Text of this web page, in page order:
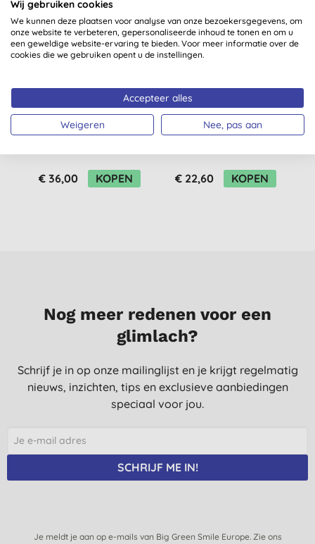
Dr Organic Evoke
Awaken Radiance
Dagcrème
€ 36,00
KOPEN
Dr Organic Evoke
Tranquility Restore
Oog Complex Serum
€ 22,60
KOPEN
Nog meer redenen voor een
glimlach?
Schrijf je in op onze mailinglijst en je krijgt regelmatig
nieuws, inzichten, tips en exclusieve aanbiedingen
speciaal voor jou.
SCHRIJF ME IN!
Je meldt je aan op e-mails van Big Green Smile Europe. Zie ons
Wij gebruiken cookies
We kunnen deze plaatsen voor analyse van onze bezoekersgegevens, om
onze website te verbeteren, gepersonaliseerde inhoud te tonen en om u
een geweldige website-ervaring te bieden. Voor meer informatie over de
cookies die we gebruiken opent u de instellingen.
Accepteer alles
Weigeren Nee, pas aan